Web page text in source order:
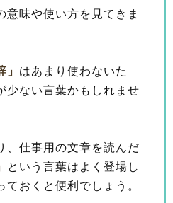
意味や使い方を見てきま
」 はあまり使わないた
少ない言葉かもしれませ
、仕事用の文章を読んだ
という言葉はよく登場し
ておくと便利でしょう。